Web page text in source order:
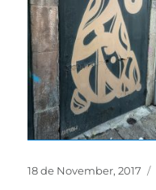
18 de November, 2017